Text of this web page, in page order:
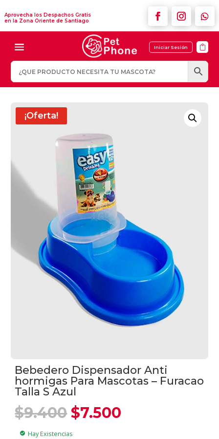
Aprovecha los Despachos Gratis
en la Zona Oriente de Santiago
Iniciar Sesión 
¡Oferta!
Bebedero Dispensador Anti
hormigas Para Mascotas – Furacao
Talla S Azul
$9.400 El
precio
original
$7.500
check_circle Hay Existencias